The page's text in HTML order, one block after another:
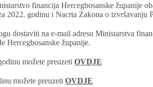
financija Hercegbosanske županije
2022. godinu i Nacrta Zakona o izvršavanju
dostaviti na e-mail adresu Ministarstva
Hercegbosanske županije.
možete preuzeti OVDJE
možete preuzeti OVDJE